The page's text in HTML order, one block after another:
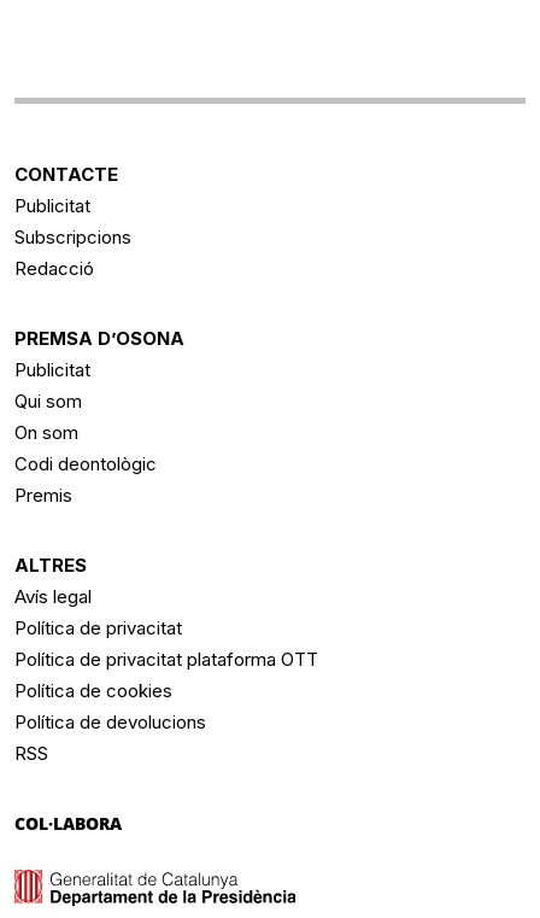
CONTACTE
Publicitat
Subscripcions
Redacció
PREMSA D’OSONA
Publicitat
Qui som
On som
Codi deontològic
Premis
ALTRES
Avís legal
Política de privacitat
Política de privacitat plataforma OTT
Política de cookies
Política de devolucions
RSS
COL·LABORA